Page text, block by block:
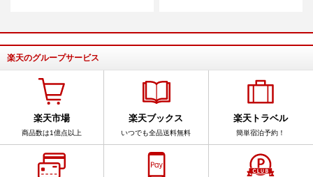
楽天のグループサービス
楽天市場
商品数は1億点以上
楽天ブックス
いつでも全品送料無料
楽天トラベル
簡単宿泊予約！